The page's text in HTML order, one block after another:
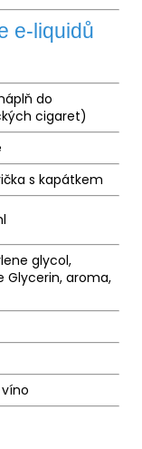
e-liquidů
do
cigaret)
s kapátkem
glycol,
Glycerin, aroma,